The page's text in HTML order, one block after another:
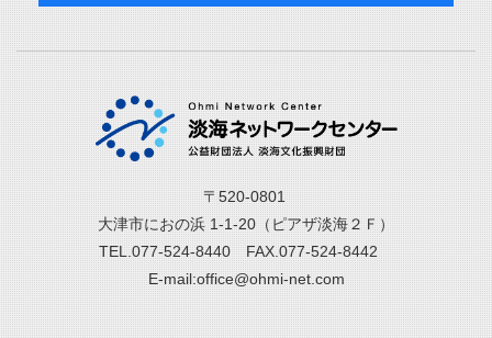
〒520-0801
大津市におの浜 1-1-20（ピアザ淡海２Ｆ）
TEL.077-524-8440 FAX.077-524-8442
E-mail:office@ohmi-net.com